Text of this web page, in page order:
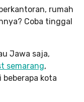
rumah
Coba tinggal
Jawa saja,
semarang,
beberapa kota